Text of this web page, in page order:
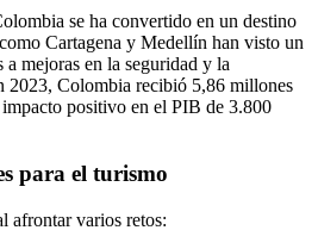
se ha convertido en un destino
Cartagena y Medellín han visto un
mejoras en la seguridad y la
2023, Colombia recibió 5,86 millones
positivo en el PIB de 3.800
para el turismo
afrontar varios retos: